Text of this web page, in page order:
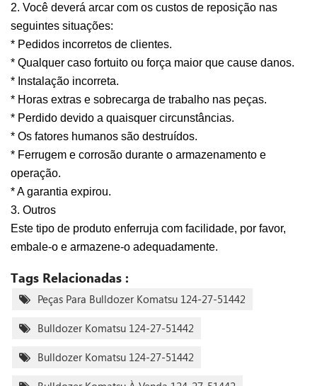
2. Você deverá arcar com os custos de reposição nas
seguintes situações:
* Pedidos incorretos de clientes.
* Qualquer caso fortuito ou força maior que cause danos.
* Instalação incorreta.
* Horas extras e sobrecarga de trabalho nas peças.
* Perdido devido a quaisquer circunstâncias.
* Os fatores humanos são destruídos.
* Ferrugem e corrosão durante o armazenamento e
operação.
* A garantia expirou.
3. Outros
Este tipo de produto enferruja com facilidade, por favor,
embale-o e armazene-o adequadamente.
Tags Relacionadas :
Peças Para Bulldozer Komatsu 124-27-51442
Bulldozer Komatsu 124-27-51442
Bulldozer Komatsu 124-27-51442